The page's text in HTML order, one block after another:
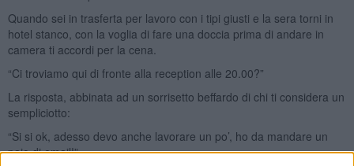
Quando sei in trasferta per lavoro con i tipi giusti e la sera torni in
hotel stanco, con la voglia di fare una doccia prima di andare in
camera ti accordi per la cena.
“Ci troviamo qui di fronte alla reception alle 20.00?”
La risposta, abbinata ad un sorrisetto beffardo di chi ti considera un
sempliciotto:
“Si si ok, adesso devo anche lavorare un po’, ho da mandare un
paio di email!”